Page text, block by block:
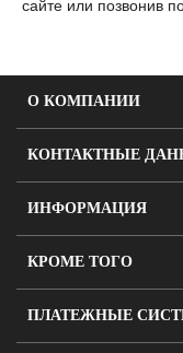
сайте или позвонив
О КОМПАНИИ
КОНТАКТНЫЕ
ИНФОРМАЦИЯ
КРОМЕ ТОГО
ПЛАТЕЖНЫЕ